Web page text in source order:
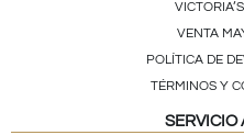
VENTA
POLÍTICA DE
TÉRMINOS Y
SERVICIO